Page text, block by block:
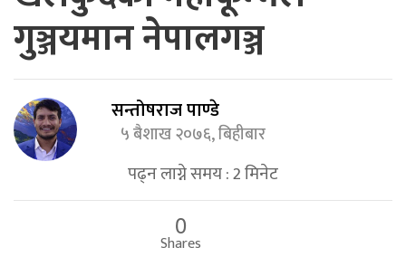
गुञ्जयमान नेपालगञ्ज
सन्तोषराज पाण्डे
५ बैशाख २०७६, बिहीबार
पढ्न लाग्ने समय :2मिनेट
0
Shares